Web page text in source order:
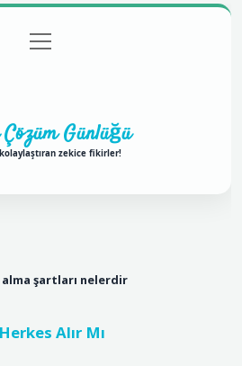
Gizlilik Politikası
menüyü
aç
Günlüğü
kolaylaştıran zekice fikirler!
alma şartları nelerdir
Alır Mı